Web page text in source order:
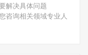
解决具体问题
咨询相关领域专业人